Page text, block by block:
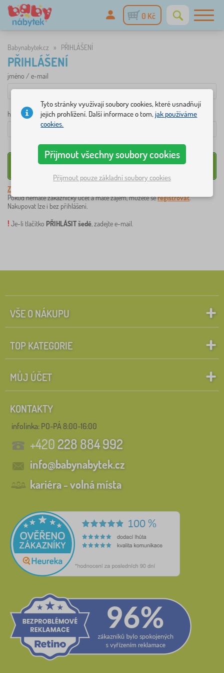
0 Kč
Babynabytek.cz » PŘIHLÁŠENÍ
PŘIHLÁŠENÍ
jméno / e-mail
heslo
Zapomněli jste heslo?
Pokud nemáte zákaznický účet a máte zájem, můžete seregistrovat.
Nakupovat lze i bez přihlášení.
! Je-li tlačítko PŘIHLÁSIT šedé, zadejte e-mail.
VŠE O NÁKUPU
TOP KATEGORIE
MŮJ ÚČET
KONTAKTY
infolinka: PO-PÁ 8:00-16:00
+420228 884 992
info@babynabytek.cz
kariéra - volná místa
Tyto stránky využívají soubory cookies, které usnadňují
jejich prohlížení. Další informace o tom,jak používáme
cookies.
Přijmout všechny soubory cookies
Přijmout pouze základní soubory cookies